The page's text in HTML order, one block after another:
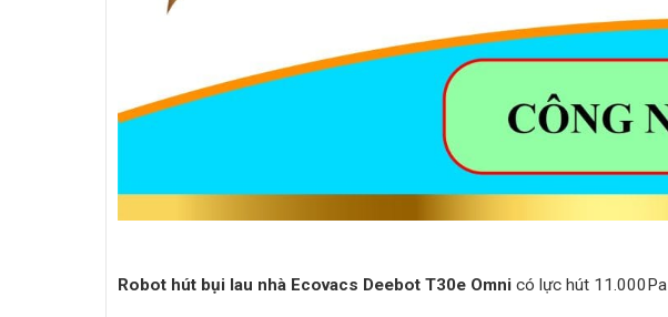
Robot hút bụi lau nhà Ecovacs Deebot T30e Omni có lực hút 11.000Pa